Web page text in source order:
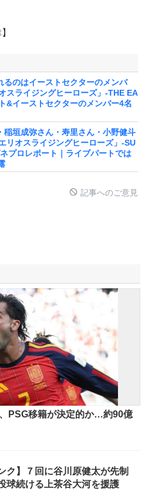
のはイーストセクターのメンバ
ライジングヒーローズ」-THE EA
イーストセクターのメンバー4名
垣成弥さん・寿里さん・小野健斗
オスライジングヒーローズ」-SU
プロレポート｜ライブパートでは
記事へのご意見
PSG移籍が決定的か…約90億
ク】７回に谷川原健太が先制
続ける上茶谷大河を援護